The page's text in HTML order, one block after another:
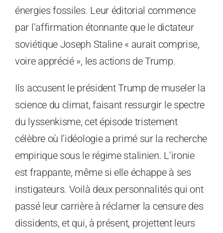
énergies fossiles. Leur éditorial commence
par l’affirmation étonnante que le dictateur
soviétique Joseph Staline « aurait comprise,
voire apprécié », les actions de Trump.
Ils accusent le président Trump de museler la
science du climat, faisant ressurgir le spectre
du lyssenkisme, cet épisode tristement
célèbre où l’idéologie a primé sur la recherche
empirique sous le régime stalinien. L’ironie
est frappante, même si elle échappe à ses
instigateurs. Voilà deux personnalités qui ont
passé leur carrière à réclamer la censure des
dissidents, et qui, à présent, projettent leurs